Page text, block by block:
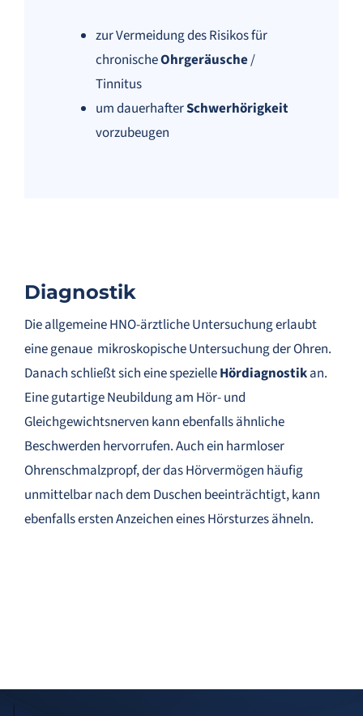
zur Vermeidung des Risikos für
chronischeOhrgeräusche/
Tinnitus
um dauerhafterSchwerhörigkeit
vorzubeugen
Diagnostik
Die allgemeine HNO-ärztliche Untersuchung erlaubt
eine genaue mikroskopische Untersuchung der Ohren.
Danach schließt sich eine spezielleHördiagnostikan.
Eine gutartige Neubildung am Hör- und
Gleichgewichtsnerven kann ebenfalls ähnliche
Beschwerden hervorrufen. Auch ein harmloser
Ohrenschmalzpropf, der das Hörvermögen häufig
unmittelbar nach dem Duschen beeinträchtigt, kann
ebenfalls ersten Anzeichen eines Hörsturzes ähneln.